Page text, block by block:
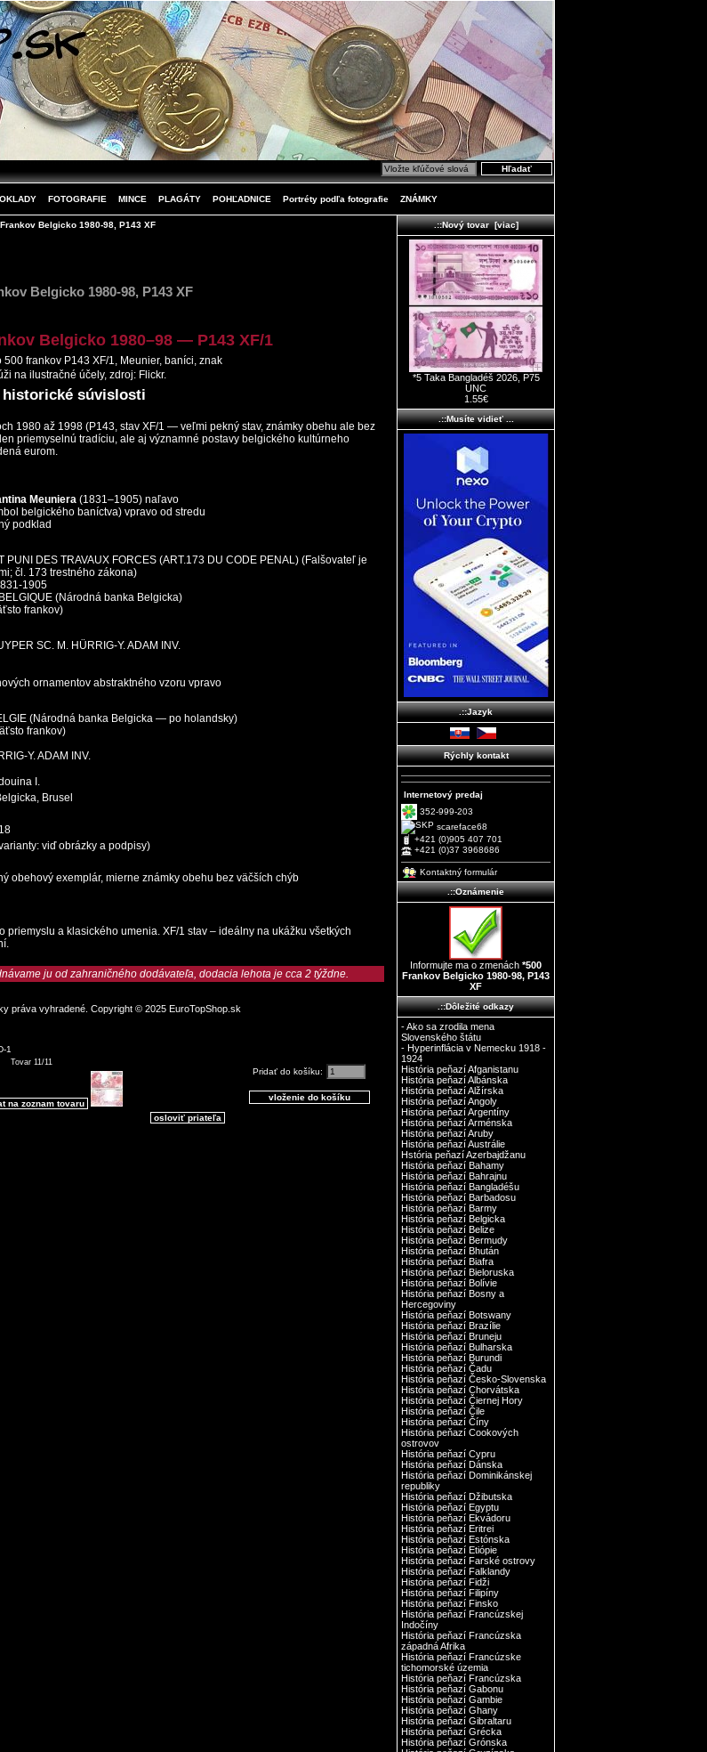
FOTOGRAFIE MINCE PLAGÁTY POHĽADNICE Portréty podľa fotografie ZNÁMKY
Belgicko 1980-98, P143 XF
Belgicko 1980-98, P143 XF
Belgicko 1980–98 — P143 XF/1
na ilustračné účely, zdroj: Flickr.
historické súvislosti
1980 až 1998 (P143, stav XF/1 — veľmi pekný stav, známky obehu ale bez
priemyselnú tradíciu, ale aj významné postavy belgického kultúrneho
eurom.
Meuniera (1831–1905) naľavo
belgického baníctva) vpravo od stredu
podklad
PUNI DES TRAVAUX FORCES (ART.173 DU CODE PENAL) (Falšovateľ je
čl. 173 trestného zákona)
1905
(Národná banka Belgicka)
frankov)
SC. M. HÜRRIG-Y. ADAM INV.
ornamentov abstraktného vzoru vpravo
(Národná banka Belgicka — po holandsky)
frankov)
Y. ADAM INV.
I.
Brusel
viď obrázky a podpisy)
obehový exemplár, mierne známky obehu bez väčších chýb
priemyslu a klasického umenia. XF/1 stav – ideálny na ukážku všetkých
ju od zahraničného dodávateľa, dodacia lehota je cca 2 týždne.
práva vyhradené. Copyright © 2025 EuroTopShop.sk
Pridať do košíku:
1
Tovar 11/11
na zoznam tovaru
osloviť priateľa
.::Nový tovar [viac]
*5 Taka Bangladéš 2026, P75
UNC
1.55€
.::Musíte vidieť ...
.::Jazyk
Rýchly kontakt
Internetový predaj
352-999-203
scareface68
+421 (0)905 407 701
+421 (0)37 3968686
Kontaktný formulár
.::Oznámenie
Informujte ma o zmenách *500
Frankov Belgicko 1980-98, P143
XF
.::Dôležité odkazy
- Ako sa zrodila mena
Slovenského štátu
- Hyperinflácia v Nemecku 1918 -
1924
História peňazí Afganistanu
História peňazí Albánska
História peňazí Alžírska
História peňazí Angoly
História peňazí Argentíny
História peňazí Arménska
História peňazí Aruby
História peňazí Austrálie
Hstória peňazí Azerbajdžanu
História peňazí Bahamy
História peňazí Bahrajnu
História peňazí Bangladéšu
História peňazí Barbadosu
História peňazí Barmy
História peňazí Belgicka
História peňazí Belize
História peňazí Bermudy
História peňazí Bhután
História peňazí Biafra
História peňazí Bieloruska
História peňazí Bolívie
História peňazí Bosny a
Hercegoviny
História peňazí Botswany
História peňazí Brazílie
História peňazí Bruneju
História peňazí Bulharska
História peňazí Burundi
História peňazí Čadu
História peňazí Česko-Slovenska
História peňazí Chorvátska
História peňazí Čiernej Hory
História peňazí Čile
História peňazí Číny
História peňazí Cookových
ostrovov
História peňazí Cypru
História peňazí Dánska
História peňazí Dominikánskej
republiky
História peňazí Džibutska
História peňazí Egyptu
História peňazí Ekvádoru
História peňazí Eritrei
História peňazí Estónska
História peňazí Etiópie
História peňazí Farské ostrovy
História peňazí Falklandy
História peňazí Fidži
História peňazí Filipíny
História peňazí Finsko
História peňazí Francúzskej
Indočíny
História peňazí Francúzska
západná Afrika
História peňazí Francúzske
tichomorské územia
História peňazí Francúzska
História peňazí Gabonu
História peňazí Gambie
História peňazí Ghany
História peňazí Gibraltaru
História peňazí Grécka
História peňazí Grónska